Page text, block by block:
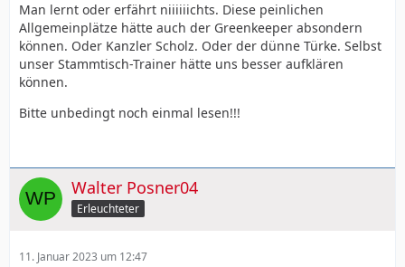
Man lernt oder erfährt niiiiiichts. Diese peinlichen
Allgemeinplätze hätte auch der Greenkeeper absondern
können. Oder Kanzler Scholz. Oder der dünne Türke. Selbst
unser Stammtisch-Trainer hätte uns besser aufklären
können.
Bitte unbedingt noch einmal lesen!!!
Walter Posner04
Erleuchteter
11. Januar 2023 um 12:47